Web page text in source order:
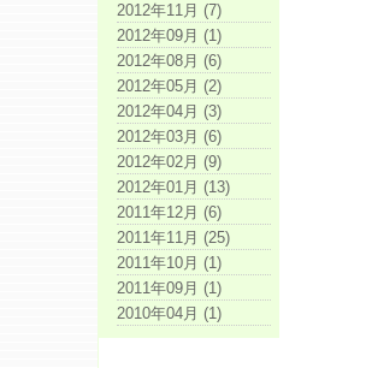
2012年11月 (7)
2012年09月 (1)
2012年08月 (6)
2012年05月 (2)
2012年04月 (3)
2012年03月 (6)
2012年02月 (9)
2012年01月 (13)
2011年12月 (6)
2011年11月 (25)
2011年10月 (1)
2011年09月 (1)
2010年04月 (1)